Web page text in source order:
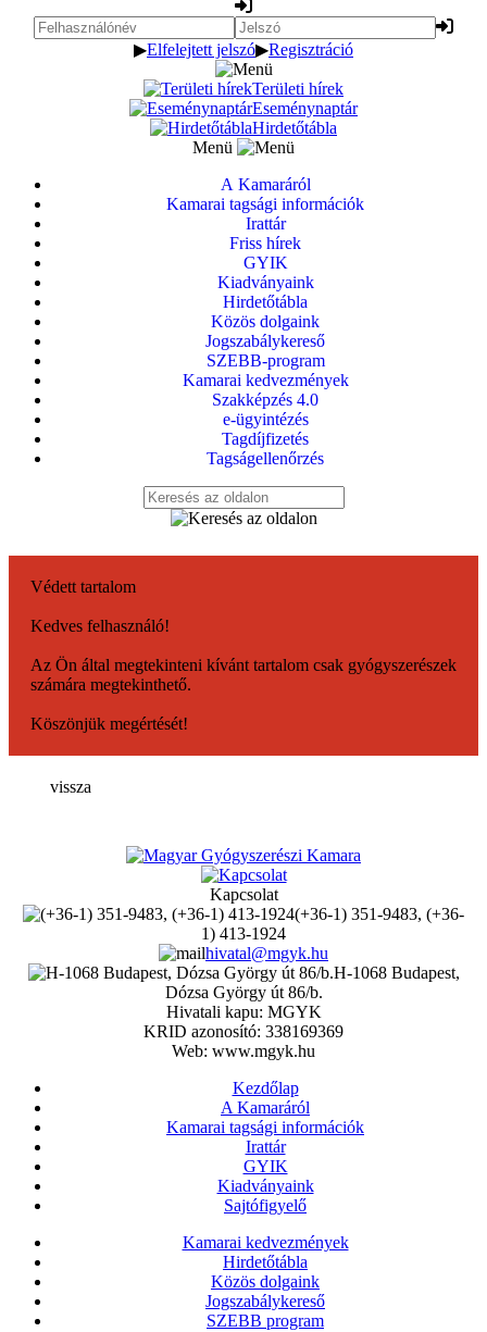
▶Elfelejtett jelszó▶Regisztráció
Területi hírek
Eseménynaptár
Hirdetőtábla
Menü
A Kamaráról
Kamarai tagsági információk
Irattár
Friss hírek
GYIK
Kiadványaink
Hirdetőtábla
Közös dolgaink
Jogszabálykereső
SZEBB-program
Kamarai kedvezmények
Szakképzés 4.0
e-ügyintézés
Tagdíjfizetés
Tagságellenőrzés
Védett tartalom
Kedves felhasználó!
Az Ön által megtekinteni kívánt tartalom csak gyógyszerészek
számára megtekinthető.
Köszönjük megértését!
vissza
Kapcsolat
(+36-1) 351-9483, (+36-
1) 413-1924
hivatal@mgyk.hu
H-1068 Budapest,
Dózsa György út 86/b.
Hivatali kapu: MGYK
KRID azonosító: 338169369
Web: www.mgyk.hu
Kezdőlap
A Kamaráról
Kamarai tagsági információk
Irattár
GYIK
Kiadványaink
Sajtófigyelő
Kamarai kedvezmények
Hirdetőtábla
Közös dolgaink
Jogszabálykereső
SZEBB program